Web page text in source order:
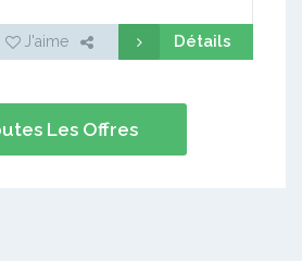
J'aime Détails
Les Offres